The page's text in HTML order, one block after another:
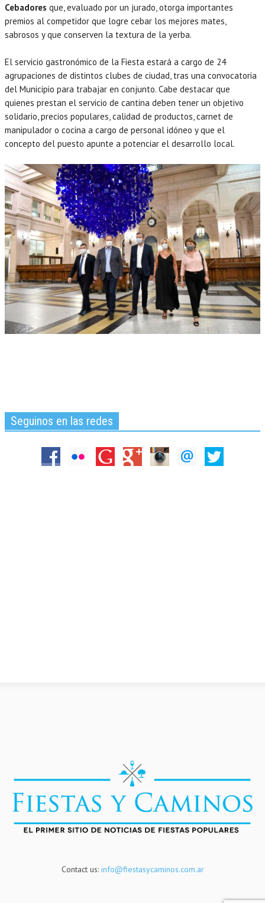
Cebadores que, evaluado por un jurado, otorga importantes
premios al competidor que logre cebar los mejores mates,
sabrosos y que conserven la textura de la yerba.
El servicio gastronómico de la Fiesta estará a cargo de 24
agrupaciones de distintos clubes de ciudad, tras una convocatoria
del Municipio para trabajar en conjunto. Cabe destacar que
quienes prestan el servicio de cantina deben tener un objetivo
solidario, precios populares, calidad de productos, carnet de
manipulador o cocina a cargo de personal idóneo y que el
concepto del puesto apunte a potenciar el desarrollo local.
Seguinos en las redes
Contact us: info@fiestasycaminos.com.ar